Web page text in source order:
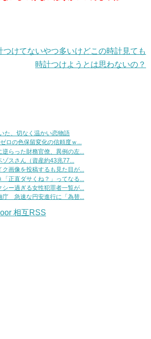
つけてないやつ多いけどこの時計見ても
時計つけようとは思わないの？
た、切なく温かい恋物語
ロの色保留変化の信頼度ｗ...
逆らった財務官僚、異例の左...
ゾスさん（資産約43兆77...
ク画像を投稿するも見た目が...
正直ダサくね？」ってなる...
シー過ぎる女性犯罪者一覧が...
庁 急速な円安進行に「為替...
相互RSS